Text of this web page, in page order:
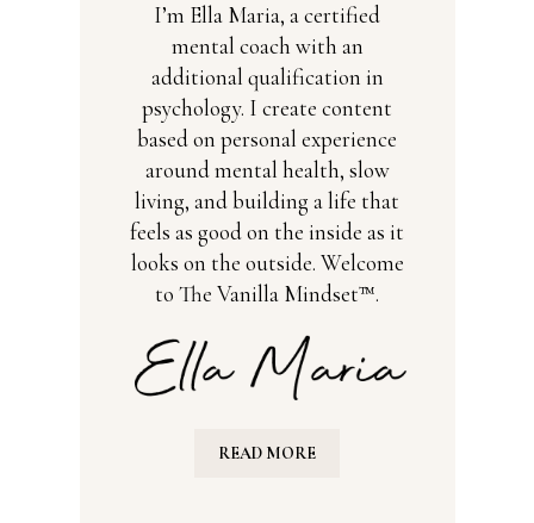
I’m Ella Maria, a certified
mental coach with an
additional qualification in
psychology. I create content
based on personal experience
around mental health, slow
living, and building a life that
feels as good on the inside as it
looks on the outside. Welcome
to The Vanilla Mindset™.
READ MORE